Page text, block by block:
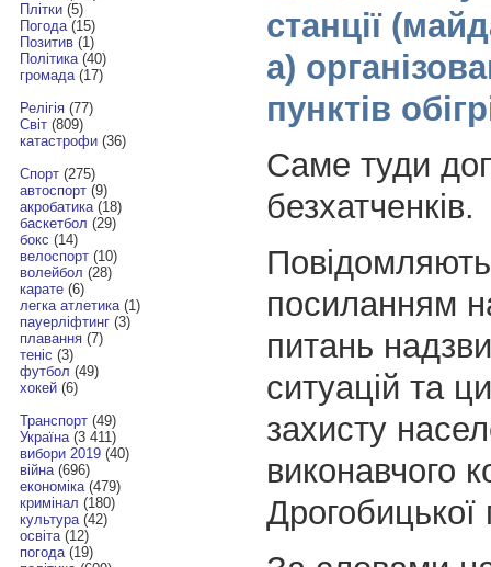
Плітки(5)
Погода(15)
Позитив(1)
Політика(40)
громада(17)
Релігія(77)
Світ(809)
катастрофи(36)
Спорт(275)
автоспорт(9)
акробатика(18)
баскетбол (29)
бокс (14)
велоспорт(10)
волейбол (28)
карате(6)
легка атлетика(1)
пауерліфтинг(3)
плавання(7)
теніс (3)
футбол (49)
хокей(6)
Транспорт(49)
Україна(3 411)
вибори 2019(40)
війна(696)
економіка(479)
кримінал (180)
культура(42)
освіта(12)
погода(19)
станції
а)
пунктів
Саме туди
безхатченків.
посиланням
питань
ситуацій та
захисту
виконавчого
Дрогобицької